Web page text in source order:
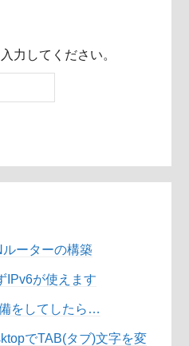
力してください。
ーターの構築
IPv6が使えます
をしてしたら…
でTAB(タブ)文字を変